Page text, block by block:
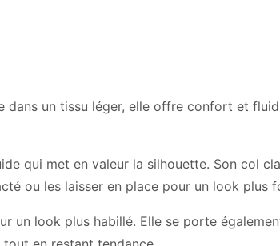
un tissu léger, elle offre confort et
qui met en valeur la silhouette. Son col
ou les laisser en place pour un look plus
un look plus habillé. Elle se porte